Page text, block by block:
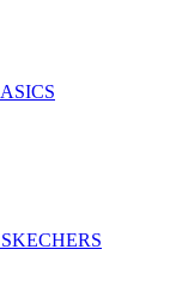
ASICS
SKECHERS